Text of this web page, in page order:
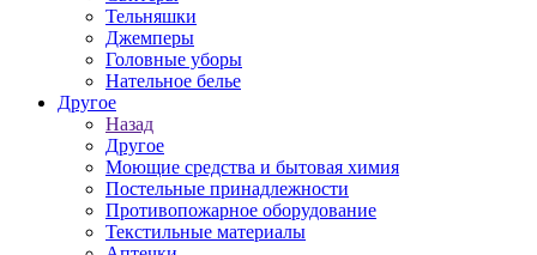
Тельняшки
Джемперы
Головные уборы
Нательное белье
Другое
Назад
Другое
Моющие средства и бытовая химия
Постельные принадлежности
Противопожарное оборудование
Текстильные материалы